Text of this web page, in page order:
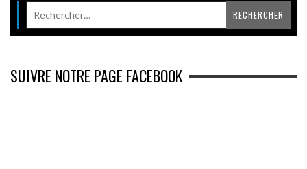
SUIVRE NOTRE PAGE FACEBOOK